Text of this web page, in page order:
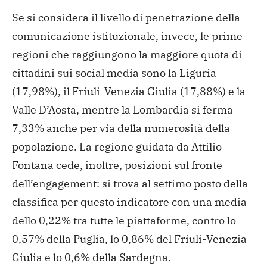
Se si considera il livello di penetrazione della
comunicazione istituzionale, invece, le prime
regioni che raggiungono la maggiore quota di
cittadini sui social media sono la Liguria
(17,98%), il Friuli-Venezia Giulia (17,88%) e la
Valle D’Aosta, mentre la Lombardia si ferma
7,33% anche per via della numerosità della
popolazione. La regione guidata da Attilio
Fontana cede, inoltre, posizioni sul fronte
dell’engagement: si trova al settimo posto della
classifica per questo indicatore con una media
dello 0,22% tra tutte le piattaforme, contro lo
0,57% della Puglia, lo 0,86% del Friuli-Venezia
Giulia e lo 0,6% della Sardegna.